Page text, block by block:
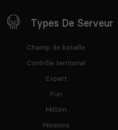
Types De Serveur
Champ de bataille
Contrôle territorial
Expert
Fun
MilSim
Missions